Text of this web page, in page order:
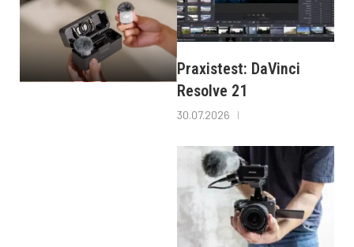
Praxistest: DaVinci
Resolve 21
30.07.2026